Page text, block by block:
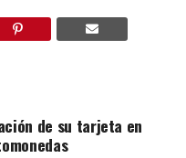
de su tarjeta en